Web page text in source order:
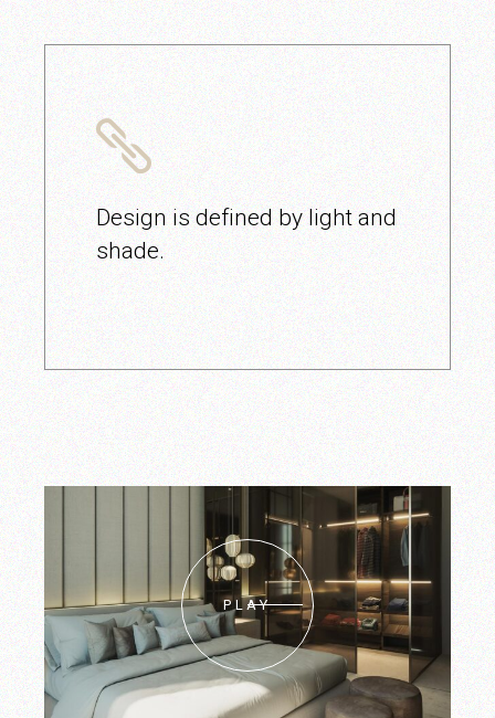
Design is defined by light and
shade.
PLAY